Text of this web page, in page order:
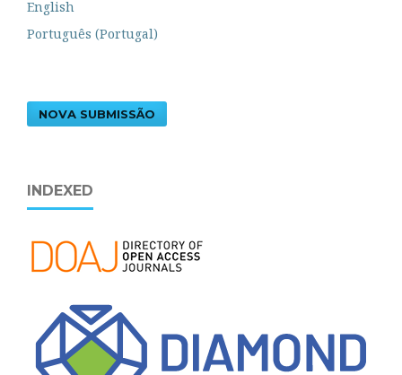
English
Português (Portugal)
NOVA SUBMISSÃO
INDEXED